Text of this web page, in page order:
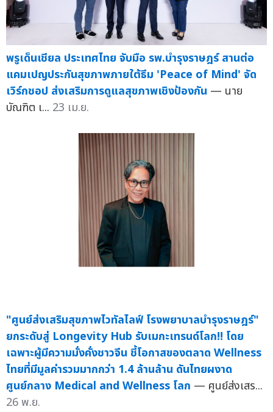
พรูเด็นเชียล ประเทศไทย จับมือ รพ.บำรุงราษฎร์ สานต่อ
แคมเปญประกันสุขภาพภายใต้ธีม 'Peace of Mind' จัด
เวิร์กชอป ส่งเสริมการดูแลสุขภาพเชิงป้องกัน — นาย
บัณฑิต เ... 23 เม.ย.
"ศูนย์ส่งเสริมสุขภาพไวทัลไลฟ์ โรงพยาบาลบำรุงราษฎร์"
ยกระดับสู่ Longevity Hub รับเมกะเทรนด์โลก!! โดย
เฉพาะผู้มีความมั่งคั่งชาวจีน ชี้โอกาสของตลาด Wellness
ไทยที่มีมูลค่ารวมมากกว่า 1.4 ล้านล้าน ดันไทยผงาด
ศูนย์กลาง Medical and Wellness โลก — ศูนย์ส่งเสร...
26 พ.ย.